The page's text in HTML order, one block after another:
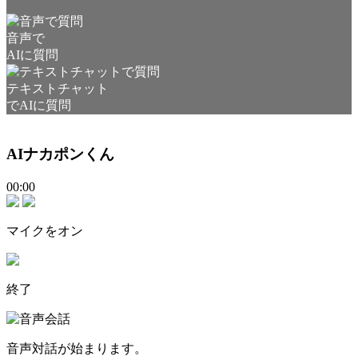
音声で
AIに質問
テキストチャット
でAIに質問
AIナカポンくん
00:00
マイクをオン
終了
音声対話が始まります。